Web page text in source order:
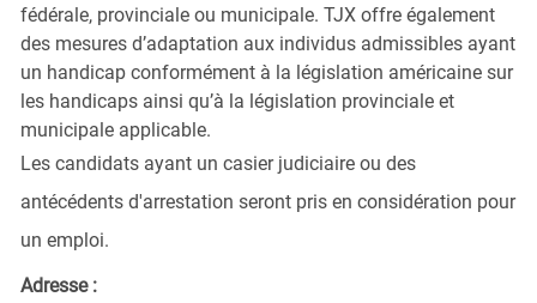
fédérale, provinciale ou municipale. TJX offre également
des mesures d’adaptation aux individus admissibles ayant
un handicap conformément à la législation américaine sur
les handicaps ainsi qu’à la législation provinciale et
municipale applicable.
Les candidats ayant un casier judiciaire ou des
antécédents d'arrestation seront pris en considération pour
un emploi.
Adresse :